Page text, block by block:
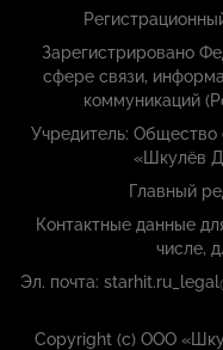
Зарегистрировано
сфере связи,
коммуникаций
Учредитель: Общество
«Шкулёв
Главный
Контактные данные
числе,
Эл. почта:
Copyright (с) ООО